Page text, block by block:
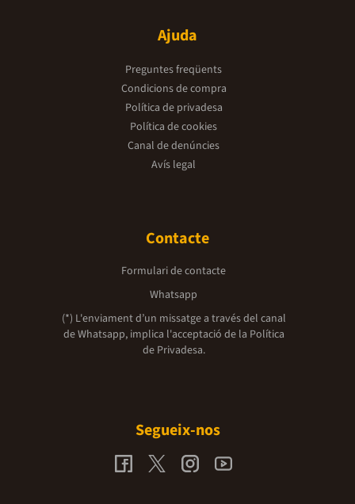
Ajuda
Preguntes freqüents
Condicions de compra
Política de privadesa
Política de cookies
Canal de denúncies
Avís legal
Contacte
Formulari de contacte
Whatsapp
(*) L'enviament d’un missatge a través del canal
de Whatsapp, implica l'acceptació de la Política
de Privadesa.
Segueix-nos